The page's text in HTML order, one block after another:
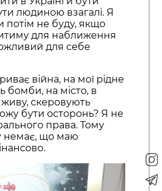
людиною взагалі. Я
потім не буду, якщо
для наближення
для себе
війна, на мої рідне
бомби, на місто, в
скеровують
бути осторонь? Я не
права. Тому
немає, що маю